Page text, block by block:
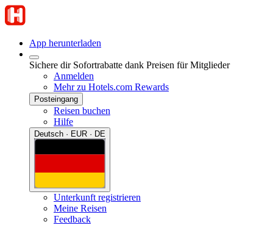
App herunterladen
Sichere dir Sofortrabatte dank Preisen für Mitglieder
Anmelden
Mehr zu Hotels.com Rewards
Posteingang
Reisen buchen
Hilfe
Deutsch · EUR · DE
Unterkunft registrieren
Meine Reisen
Feedback